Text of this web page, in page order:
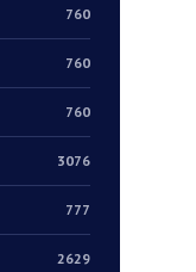
760
760
760
3076
777
2629